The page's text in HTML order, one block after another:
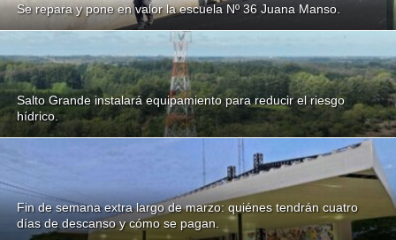
Se repara y pone en valor la escuela Nº 36 Juana Manso.
Salto Grande instalará equipamiento para reducir el riesgo
hídrico.
Fin de semana extra largo de marzo: quiénes tendrán cuatro
días de descanso y cómo se pagan.